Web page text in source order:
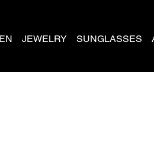
JEWELRY SUNGLASSES